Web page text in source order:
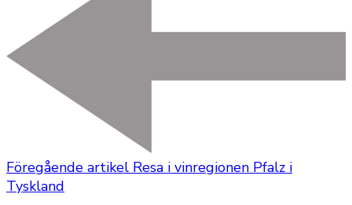
Föregående artikel Resa i vinregionen Pfalz i
Tyskland